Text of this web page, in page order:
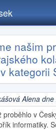
našim
kategorii
Alena dne
proběhlo v
informatiky.